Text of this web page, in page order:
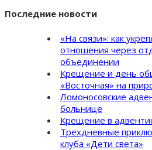
Последние новости
«На связи»: как
отношения через
объединении
Крещение и день
«Восточная» на
Ломоносовские
больнице
Крещение в
Трехдневные
клуба «Дети света»